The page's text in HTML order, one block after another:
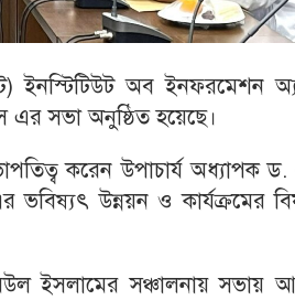
ইনস্টিটিউট অব ইনফরমেশন
সভা অনুষ্ঠিত হয়েছে।
করেন উপাচার্য অধ্যাপক
উন্নয়ন ও কার্যক্রমের
ইসলামের সঞ্চালনায় সভায়